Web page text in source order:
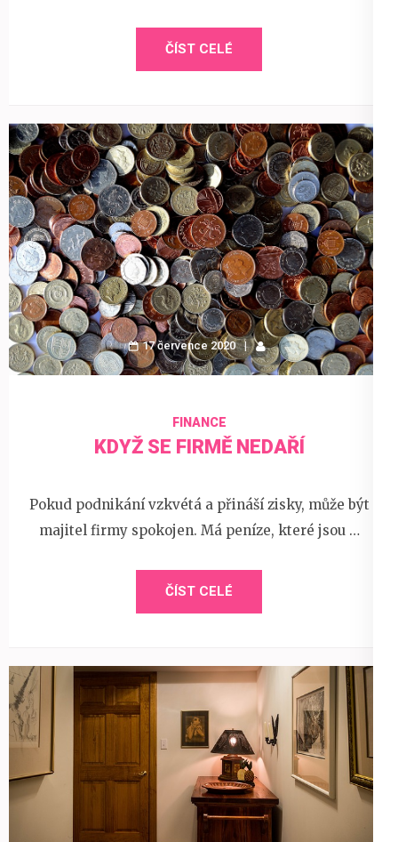
ČÍST CELÉ
17 července 2020
FINANCE
KDYŽ SE FIRMĚ NEDAŘÍ
Pokud podnikání vzkvétá a přináší zisky, může být
majitel firmy spokojen. Má peníze, které jsou …
ČÍST CELÉ